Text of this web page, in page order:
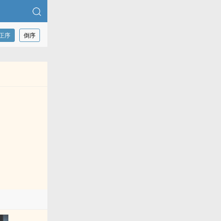
序 倒序